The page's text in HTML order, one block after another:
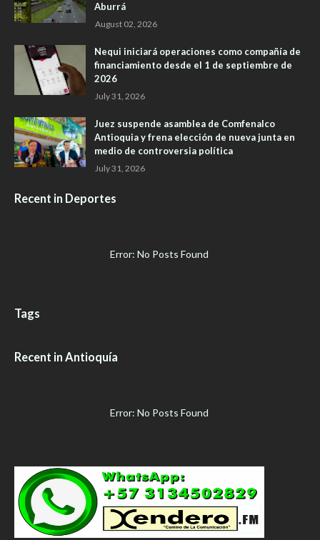
Aburrá
August 02, 2026
Nequi iniciará operaciones como compañía de
financiamiento desde el 1 de septiembre de
2026
July 31, 2026
Juez suspende asamblea de Comfenalco
Antioquia y frena elección de nueva junta en
medio de controversia política
July 31, 2026
Recent in Deportes
Error: No Posts Found
Tags
Recent in Antioquía
Error: No Posts Found